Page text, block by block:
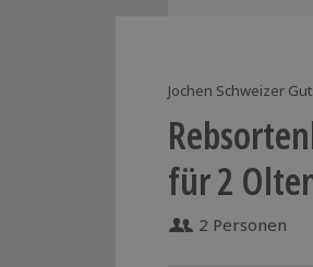
Jochen Schweizer
für 2
2 Personen